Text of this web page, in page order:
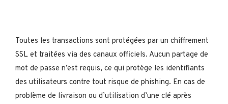
Toutes les transactions sont protégées par un chiffrement
SSL et traitées via des canaux officiels. Aucun partage de
mot de passe n’est requis, ce qui protège les identifiants
des utilisateurs contre tout risque de phishing. En cas de
problème de livraison ou d’utilisation d’une clé après